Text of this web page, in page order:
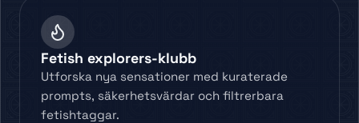
Fetish explorers-klubb
Utforska nya sensationer med kuraterade
prompts, säkerhetsvärdar och filtrerbara
fetishtaggar.